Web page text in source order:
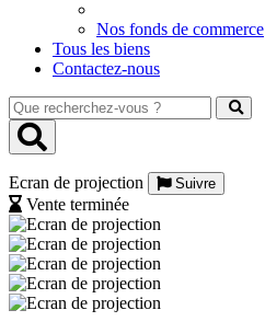
Nos fonds de commerce
Tous les biens
Contactez-nous
Que
recherchez-
vous
Ecran de projection
Suivre
Vente terminée